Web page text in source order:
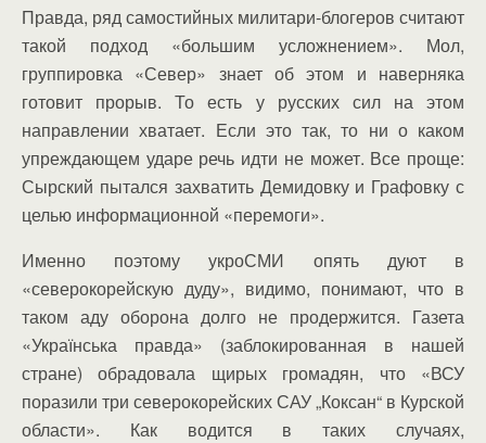
Правда, ряд самостийных милитари-блогеров считают
такой подход «большим усложнением». Мол,
группировка «Север» знает об этом и наверняка
готовит прорыв. То есть у русских сил на этом
направлении хватает. Если это так, то ни о каком
упреждающем ударе речь идти не может. Все проще:
Сырский пытался захватить Демидовку и Графовку с
целью информационной «перемоги».
Именно поэтому укроСМИ опять дуют в
«северокорейскую дуду», видимо, понимают, что в
таком аду оборона долго не продержится. Газета
«Українська правда» (заблокированная в нашей
стране) обрадовала щирых громадян, что «ВСУ
поразили три северокорейских САУ „Коксан“ в Курской
области». Как водится в таких случаях,